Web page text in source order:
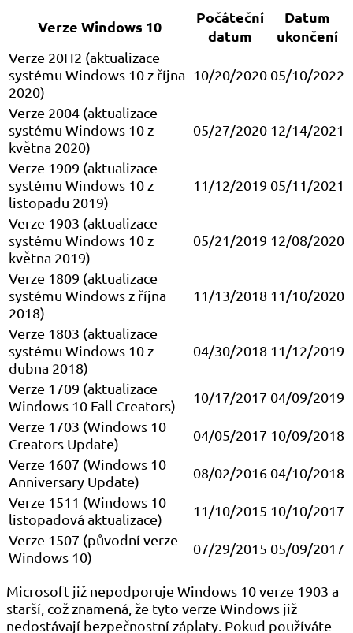
Verze Windows 10
Počáteční
datum
Datum
ukončení
Verze 20H2 (aktualizace
systému Windows 10 z října
2020)
10/20/2020 05/10/2022
Verze 2004 (aktualizace
systému Windows 10 z
května 2020)
05/27/2020 12/14/2021
Verze 1909 (aktualizace
systému Windows 10 z
listopadu 2019)
11/12/2019 05/11/2021
Verze 1903 (aktualizace
systému Windows 10 z
května 2019)
05/21/2019 12/08/2020
Verze 1809 (aktualizace
systému Windows z října
2018)
11/13/2018 11/10/2020
Verze 1803 (aktualizace
systému Windows 10 z
dubna 2018)
04/30/2018 11/12/2019
Verze 1709 (aktualizace
Windows 10 Fall Creators)
10/17/2017 04/09/2019
Verze 1703 (Windows 10
Creators Update)
04/05/2017 10/09/2018
Verze 1607 (Windows 10
Anniversary Update)
08/02/2016 04/10/2018
Verze 1511 (Windows 10
listopadová aktualizace)
11/10/2015 10/10/2017
Verze 1507 (původní verze
Windows 10)
07/29/2015 05/09/2017
Microsoft již nepodporuje Windows 10 verze 1903 a
starší, což znamená, že tyto verze Windows již
nedostávají bezpečnostní záplaty. Pokud používáte